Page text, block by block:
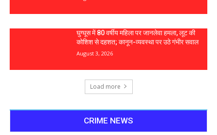
घुग्घूस में 80 वर्षीय महिला पर जानलेवा हमला, लूट की
कोशिश से दहशत; कानून-व्यवस्था पर उठे गंभीर सवाल
August 3, 2026
Load more
CRIME NEWS